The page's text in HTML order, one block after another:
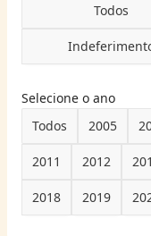
Todos
Selecione o ano
Todos
2005
2011 2012
2018 2019